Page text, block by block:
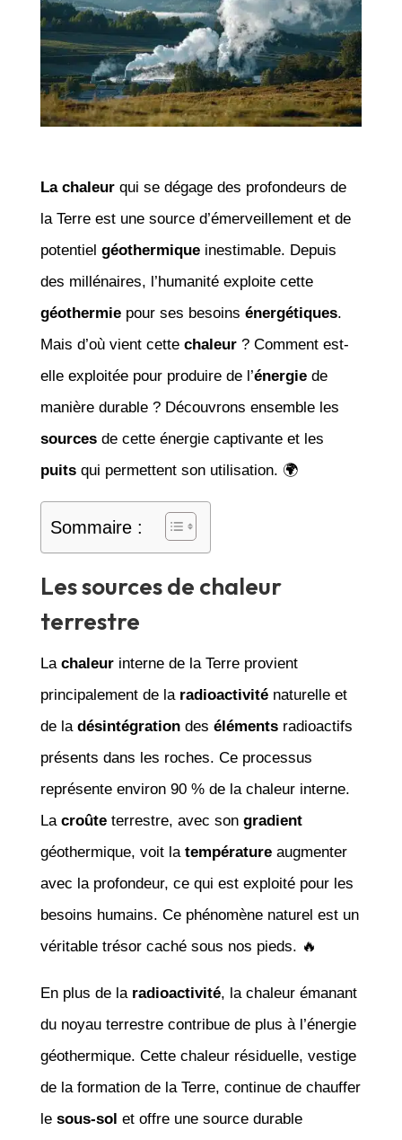
La chaleurqui se dégage des profondeurs de
la Terre est une source d’émerveillement et de
potentiel géothermiqueinestimable. Depuis
des millénaires, l’humanité exploite cette
géothermiepour ses besoins énergétiques.
Mais d’où vient cette chaleur? Comment est-
elle exploitée pour produire de l’énergiede
manière durable ? Découvrons ensemble les
sourcesde cette énergie captivante et les
puitsqui permettent son utilisation. 🌍
Sommaire :
Les sources de chaleur
terrestre
La chaleurinterne de la Terre provient
principalement de la radioactiviténaturelle et
de la désintégrationdes élémentsradioactifs
présents dans les roches. Ce processus
représente environ 90 % de la chaleur interne.
La croûteterrestre, avec son gradient
géothermique, voit la températureaugmenter
avec la profondeur, ce qui est exploité pour les
besoins humains. Ce phénomène naturel est un
véritable trésor caché sous nos pieds. 🔥
En plus de la radioactivité, la chaleur émanant
du noyau terrestre contribue de plus à l’énergie
géothermique. Cette chaleur résiduelle, vestige
de la formation de la Terre, continue de chauffer
le sous-sol et offre une source durable